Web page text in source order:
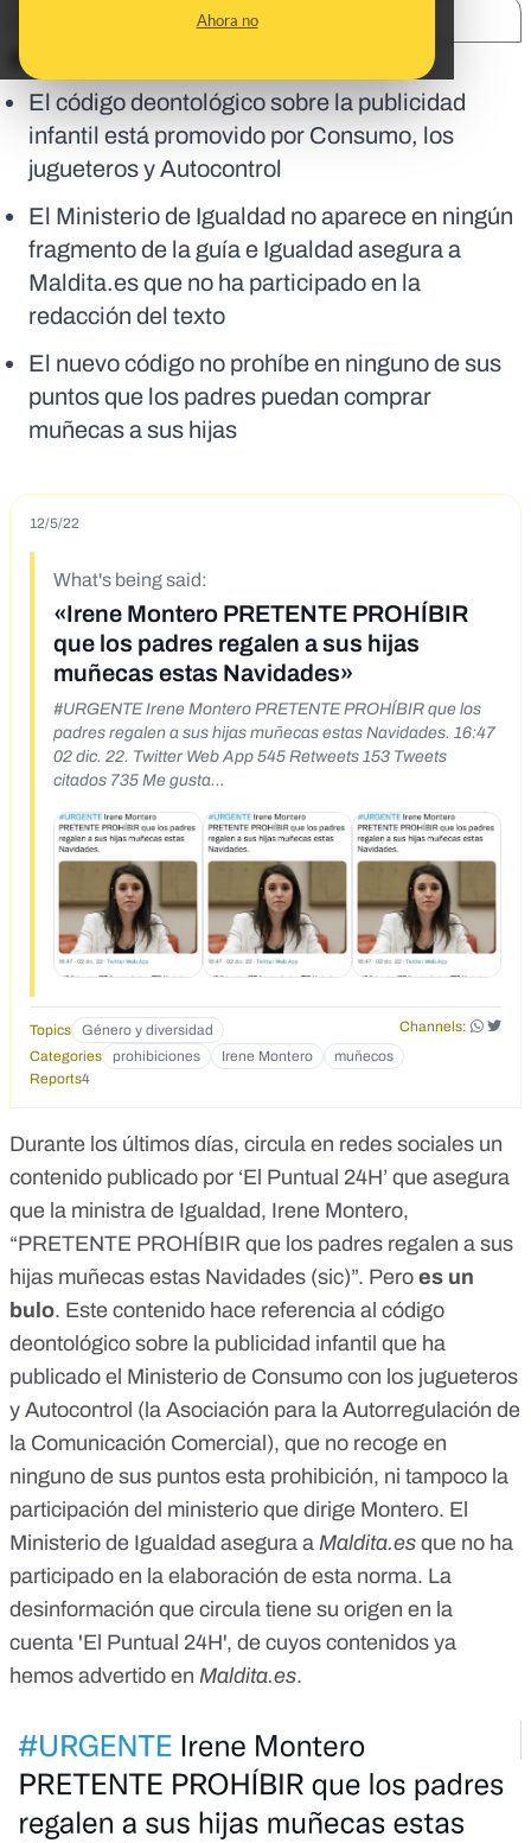
Ahora no
En corto:
El código deontológico sobre la publicidad
infantil está promovido por Consumo, los
jugueteros y Autocontrol
El Ministerio de Igualdad no aparece en ningún
fragmento de la guía e Igualdad asegura a
Maldita.es que no ha participado en la
redacción del texto
El nuevo código no prohíbe en ninguno de sus
puntos que los padres puedan comprar
muñecas a sus hijas
12/5/22
What's being said:
«Irene Montero PRETENTE PROHÍBIR
que los padres regalen a sus hijas
muñecas estas Navidades»
#URGENTE Irene Montero PRETENTE PROHÍBIR que los
padres regalen a sus hijas muñecas estas Navidades. 16:47
02 dic. 22. Twitter Web App 545 Retweets 153 Tweets
citados 735 Me gusta
93?s=20&t=DjZtWtbS9V-Ti49dYw4ETA
https://archive.ph/vpjL9
Topics Género y diversidad
Channels:
Categories
prohibiciones Irene Montero
muñecos
Reports4
Durante los últimos días, circula en redes sociales un
contenido publicado por ‘El Puntual 24H’ que asegura
que la ministra de Igualdad, Irene Montero,
“PRETENTE PROHÍBIR que los padres regalen a sus
hijas muñecas estas Navidades (sic)”. Pero es un
bulo. Este contenido hace referencia al código
deontológico sobre la publicidad infantil que ha
publicado el Ministerio de Consumo con los jugueteros
y Autocontrol (la Asociación para la Autorregulación de
la Comunicación Comercial ), que no recoge en
ninguno de sus puntos esta prohibición, ni tampoco la
participación del ministerio que dirige Montero. El
Ministerio de Igualdad asegura a Maldita.es que no ha
participado en la elaboración de esta norma. La
desinformación que circula tiene su origen en la
cuenta 'El Puntual 24H', de cuyos contenidos ya
hemos advertido en Maldita.es.